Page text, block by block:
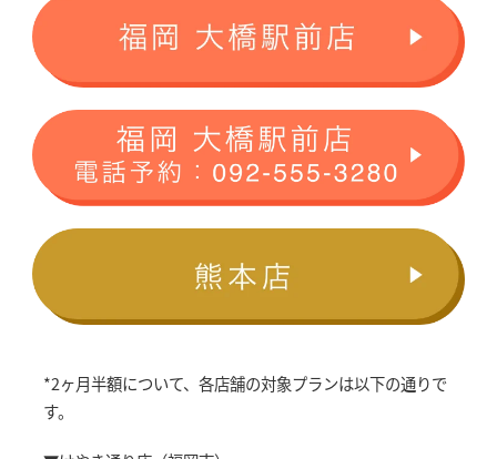
*2ヶ月半額について、各店舗の対象プランは以下の通りで
す。